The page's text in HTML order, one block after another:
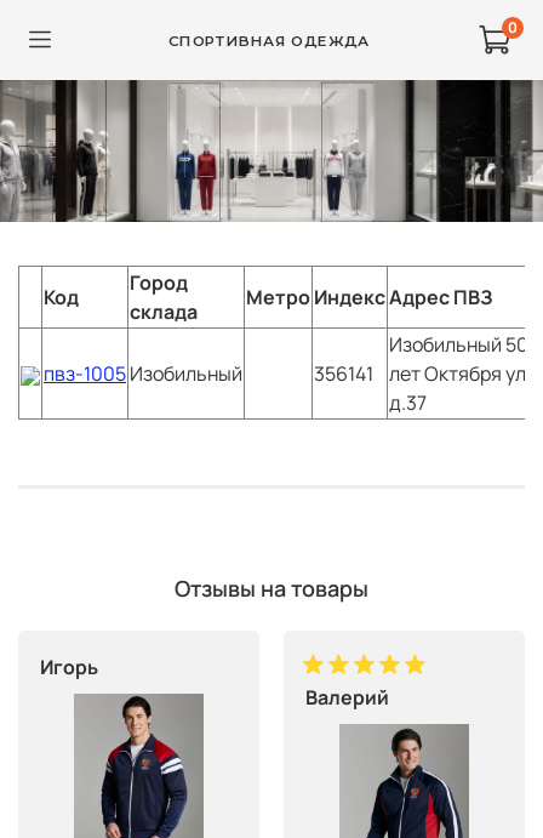
СПОРТИВНАЯ ОДЕЖДА
0
Код
Город
склада
МетроИндексАдрес ПВЗ
пвз-1005Изобильный 356141
Изобильный 50
лет Октября ул
д.37
Отзывы на товары
Игорь
Валерий